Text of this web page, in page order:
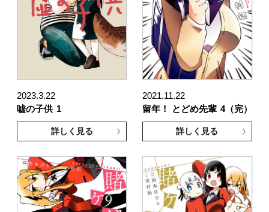
2023.3.22
嘘の子供 1
詳しく見る
2021.11.22
留年！ とどめ先輩 4（完）
詳しく見る